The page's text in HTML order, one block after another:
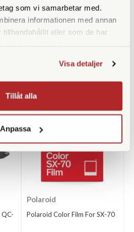
som vi samarbetar med.
informationen med annan
eller som de har
Visa detaljer
Tillåt alla
Anpassa
QC-
Polaroid
Polaroid Color Film For SX-70